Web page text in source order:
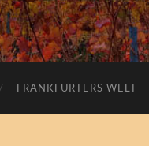
FRANKFURTERS WELT